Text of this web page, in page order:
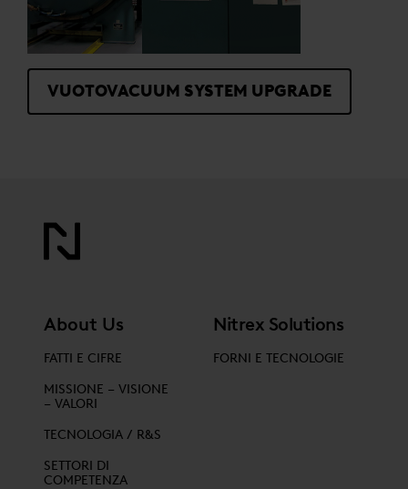
VUOTOVACUUM SYSTEM UPGRADE
About Us
FATTI E CIFRE
MISSIONE – VISIONE
– VALORI
TECNOLOGIA / R&S
SETTORI DI
COMPETENZA
Nitrex Solutions
FORNI E TECNOLOGIE